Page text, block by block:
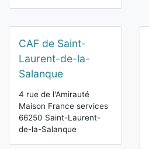
CAF de Saint-
Laurent-de-la-
Salanque
4 rue de l'Amirauté
Maison France services
66250 Saint-Laurent-
de-la-Salanque